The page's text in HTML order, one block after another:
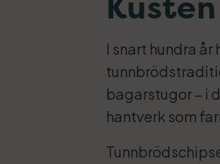
Kusten
I snart hundra
bagarstugor – i
hantverk som